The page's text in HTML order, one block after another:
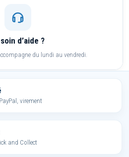
d’aide ?
du lundi au vendredi.
virement
and Collect